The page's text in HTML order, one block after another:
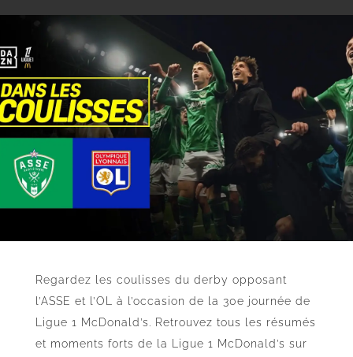
Regardez les coulisses du derby opposant
l’ASSE et l’OL à l’occasion de la 30e journée de
Ligue 1 McDonald’s. Retrouvez tous les résumés
et moments forts de la Ligue 1 McDonald’s sur